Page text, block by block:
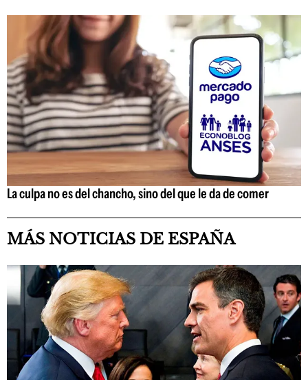
La culpa no es del chancho, sino del que le da de comer
MÁS NOTICIAS DE ESPAÑA